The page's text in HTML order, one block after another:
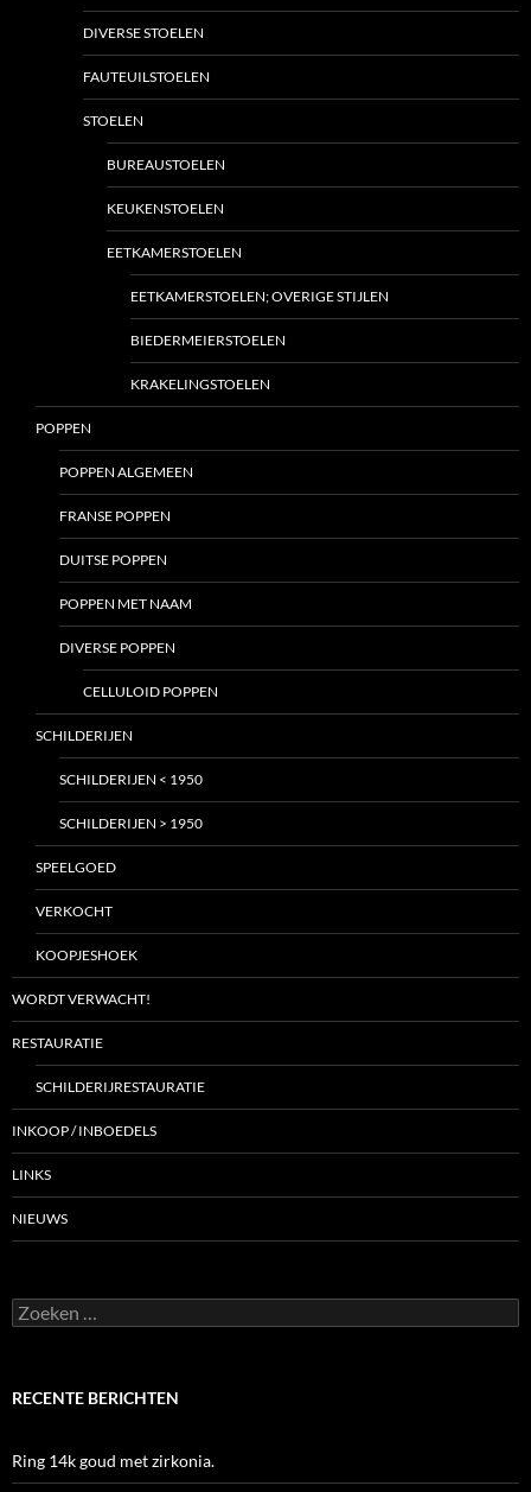
DIVERSE STOELEN
FAUTEUILSTOELEN
STOELEN
BUREAUSTOELEN
KEUKENSTOELEN
EETKAMERSTOELEN
EETKAMERSTOELEN; OVERIGE STIJLEN
BIEDERMEIERSTOELEN
KRAKELINGSTOELEN
POPPEN
POPPEN ALGEMEEN
FRANSE POPPEN
DUITSE POPPEN
POPPEN MET NAAM
DIVERSE POPPEN
CELLULOID POPPEN
SCHILDERIJEN
SCHILDERIJEN < 1950
SCHILDERIJEN > 1950
SPEELGOED
VERKOCHT
KOOPJESHOEK
WORDT VERWACHT!
RESTAURATIE
SCHILDERIJRESTAURATIE
INKOOP / INBOEDELS
LINKS
NIEUWS
Zoeken
naar:
RECENTE BERICHTEN
Ring 14k goud met zirkonia.